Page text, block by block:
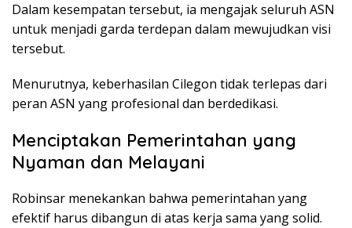
Dalam kesempatan tersebut, ia mengajak seluruh ASN
untuk menjadi garda terdepan dalam mewujudkan visi
tersebut.
Menurutnya, keberhasilan Cilegon tidak terlepas dari
peran ASN yang profesional dan berdedikasi.
Menciptakan Pemerintahan yang
Nyaman dan Melayani
Robinsar menekankan bahwa pemerintahan yang
efektif harus dibangun di atas kerja sama yang solid.